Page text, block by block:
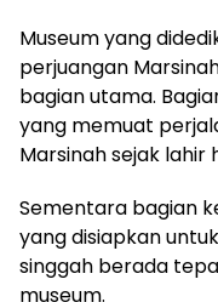
Museum yang
perjuangan
bagian utama.
yang memuat
Marsinah sejak lahir
Sementara bagian
yang disiapkan
singgah berada
museum.